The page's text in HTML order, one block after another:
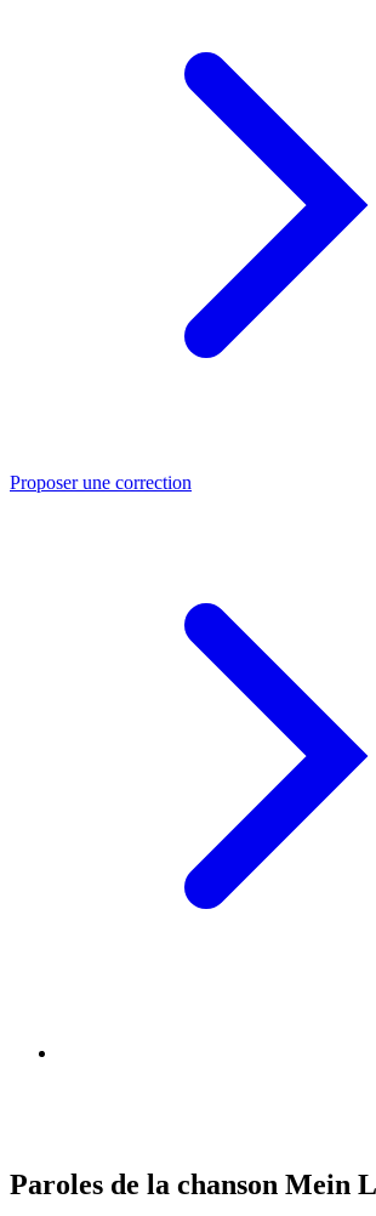
Proposer une correction
Paroles de la chanson Mein